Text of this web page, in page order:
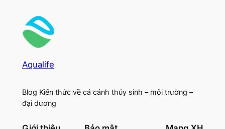
Aqualife
Blog Kiến thức về cá cảnh thủy sinh – môi trường –
đại dương